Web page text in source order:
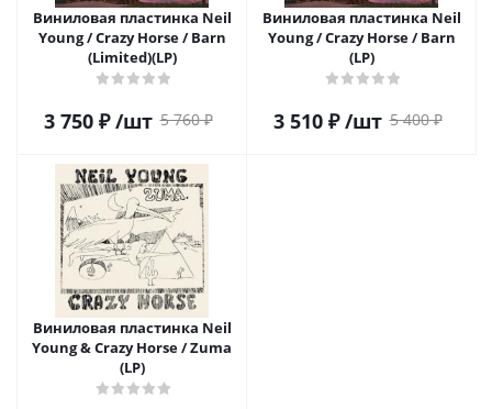
Виниловая пластинка Neil
Young / Crazy Horse / Barn
(Limited)(LP)
3 750₽ /шт 5 760₽
Виниловая пластинка Neil
Young / Crazy Horse / Barn
(LP)
3 510₽ /шт 5 400₽
Виниловая пластинка Neil
Young & Crazy Horse / Zuma
(LP)